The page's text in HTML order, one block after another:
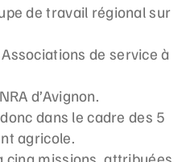
de travail régional sur
Associations de service à
d’Avignon.
dans le cadre des 5
agricole.
cinq missions, attribuées